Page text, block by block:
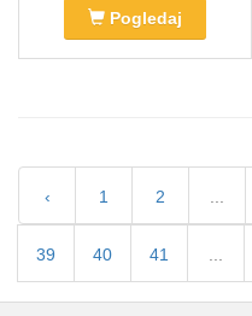
Pogledaj
‹ 1 2
39 40 41